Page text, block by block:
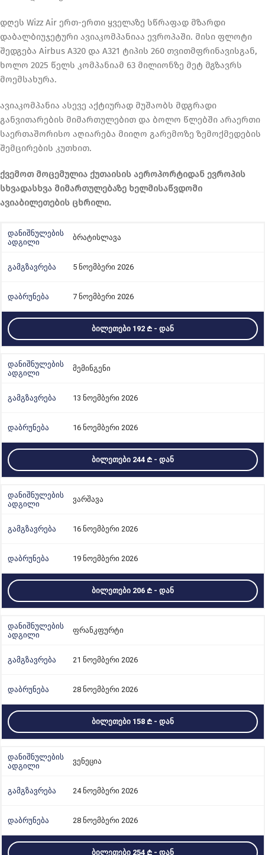
დღეს Wizz Air ერთ-ერთი ყველაზე სწრაფად მზარდი
დაბალბიუჯეტური ავიაკომპანიაა ევროპაში. მისი ფლოტი
შედგება Airbus A320 და A321 ტიპის 260 თვითმფრინავისგან,
ხოლო 2025 წელს კომპანიამ 63 მილიონზე მეტ მგზავრს
მოემსახურა.
ავიაკომპანია ასევე აქტიურად მუშაობს მდგრადი
განვითარების მიმართულებით და ბოლო წლებში არაერთი
საერთაშორისო აღიარება მიიღო გარემოზე ზემოქმედების
შემცირების კუთხით.
ქვემოთ მოცემულია ქუთაისის აეროპორტიდან ევროპის
სხვადასხვა მიმართულებაზე ხელმისაწვდომი
ავიაბილეთების ცხრილი.
ბრატისლავა
5 ნოემბერი 2026
7 ნოემბერი 2026
ᲑᲘᲚᲔᲗᲔᲑᲘ 192 - ᲓᲐᲜ
მემინგენი
13 ნოემბერი 2026
16 ნოემბერი 2026
ᲑᲘᲚᲔᲗᲔᲑᲘ 244 - ᲓᲐᲜ
ვარშავა
16 ნოემბერი 2026
19 ნოემბერი 2026
ᲑᲘᲚᲔᲗᲔᲑᲘ 206 - ᲓᲐᲜ
ფრანკფურტი
21 ნოემბერი 2026
28 ნოემბერი 2026
ᲑᲘᲚᲔᲗᲔᲑᲘ 158 - ᲓᲐᲜ
ვენეცია
24 ნოემბერი 2026
28 ნოემბერი 2026
ᲑᲘᲚᲔᲗᲔᲑᲘ 254 - ᲓᲐᲜ